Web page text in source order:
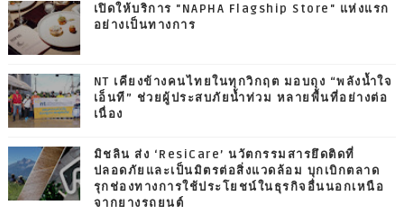
เปิดให้บริการ "NAPHA Flagship Store" แห่งแรก
อย่างเป็นทางการ
NT เคียงข้างคนไทยในทุกวิกฤต มอบถุง “พลังน้ำใจ
เอ็นที” ช่วยผู้ประสบภัยน้ำท่วม หลายพื้นที่อย่างต่อ
เนื่อง
มิชลิน ส่ง ‘ResiCare’ นวัตกรรมสารยึดติดที่
ปลอดภัยและเป็นมิตรต่อสิ่งแวดล้อม บุกเบิกตลาด
รุกช่องทางการใช้ประโยชน์ในธุรกิจอื่นนอกเหนือ
จากยางรถยนต์